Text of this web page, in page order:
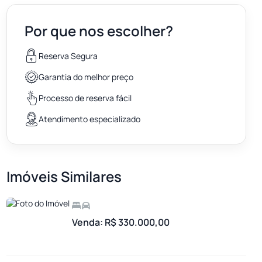
Por que nos escolher?
Reserva Segura
Garantia do melhor preço
Processo de reserva fácil
Atendimento especializado
Imóveis Similares
Venda: R$ 330.000,00